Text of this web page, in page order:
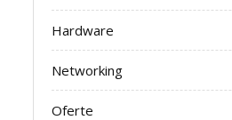
Hardware
Networking
Oferte